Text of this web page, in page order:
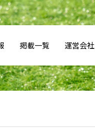
掲載一覧 運営会社